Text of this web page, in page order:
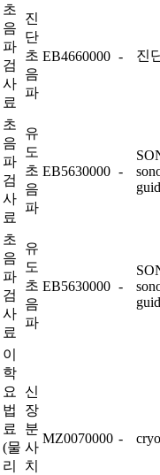
초
음
파
검
사
료
진
단
초
음
파
EB4660000 - 진
초
음
파
검
사
료
유
도
초
음
파
EB5630000 -
초
음
파
검
사
료
유
도
초
음
파
EB5630000 -
이
학
요
법
료
(물
리
신
장
분
사
치
MZ0070000 - cryo